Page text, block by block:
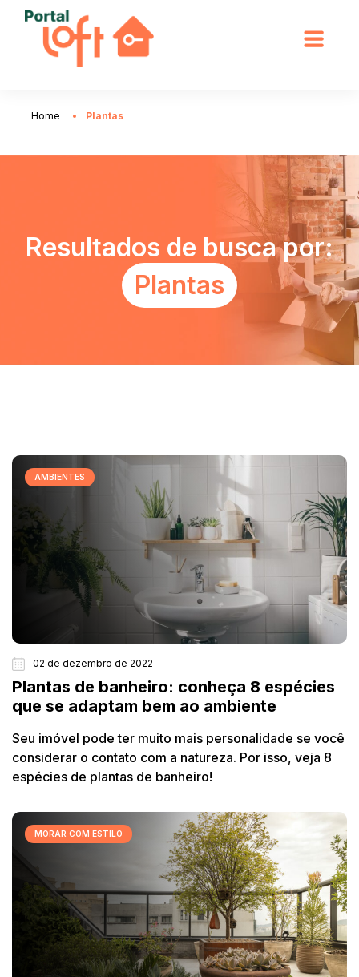
Home Plantas
Resultados de busca por:
Plantas
AMBIENTES
02 de dezembro de 2022
Plantas de banheiro: conheça 8 espécies
que se adaptam bem ao ambiente
Seu imóvel pode ter muito mais personalidade se você
considerar o contato com a natureza. Por isso, veja 8
espécies de plantas de banheiro!
MORAR COM ESTILO